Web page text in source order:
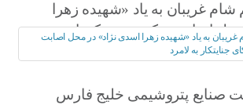
غریبان به یاد «شهیده زهرا
محل اصابت ترکش موشک‌های
به لامرد
صنایع پتروشیمی خلیج فارس